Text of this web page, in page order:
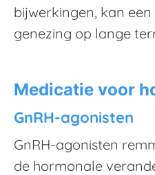
bijwerkingen, kan
genezing op lange
Medicatie voor
GnRH-agonisten
GnRH-agonisten
de hormonale